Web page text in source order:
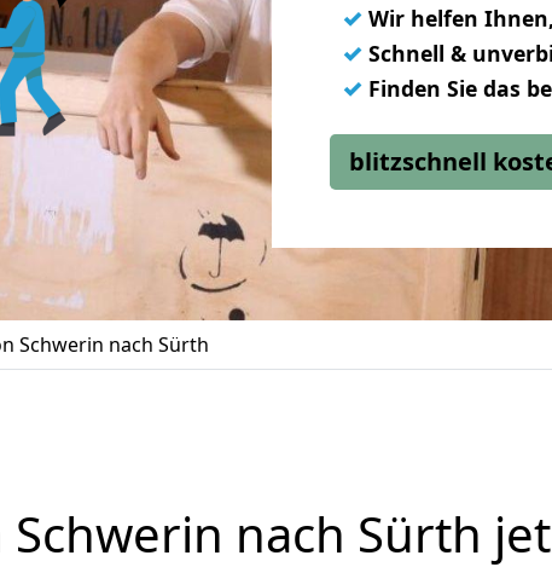
✓ Wir helfen
✓ Schnell &
✓ Finden Sie das
blitzschnell
Schwerin nach Sürth
nach Sürth